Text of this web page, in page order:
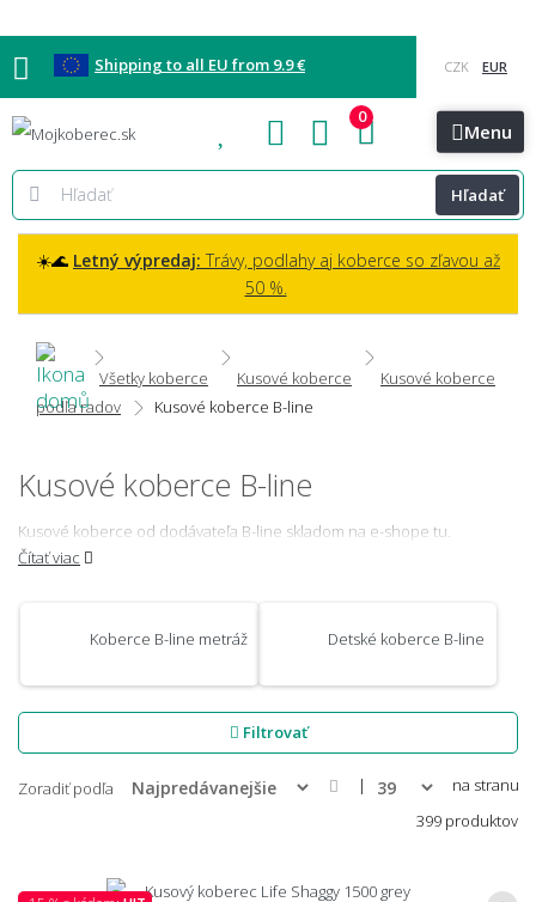
Shipping to all EU from 9.9 €
Blog Kontakt Menu
Hľadať
0
☀️🌊 Letný výpredaj: Trávy, podlahy aj koberce so zľavou až
50 %.
Všetky koberce Kusové koberce
Kusové koberce
podľa radov
Kusové koberce B-line
Kusové koberce B-line
Kusové koberce od dodávateľa B-line skladom na e-shope tu.
Čítať viac
Koberce B-line metráž Detské koberce B-line
Filtrovať
Zoradiť podľa |
na stranu
399 produktov